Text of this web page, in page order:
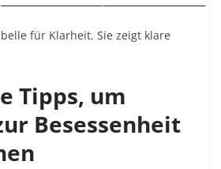
für Klarheit. Sie zeigt klare
Tipps, um
Besessenheit